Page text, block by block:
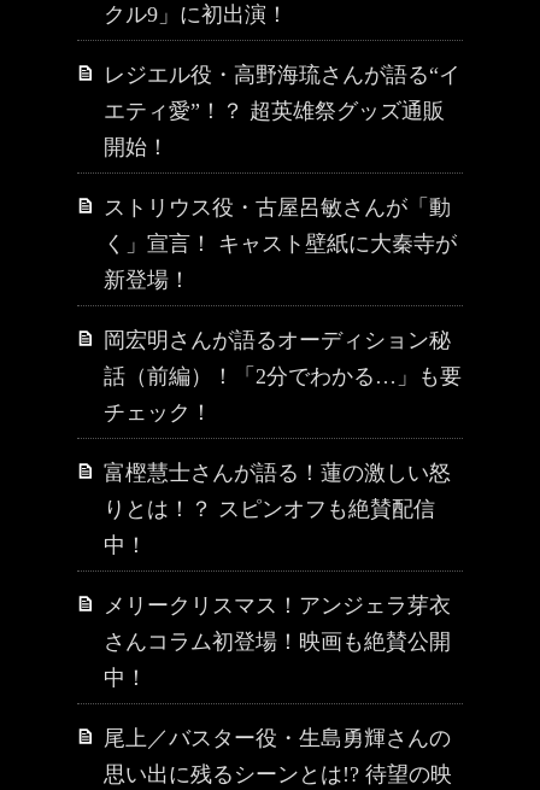
クル9」に初出演！
レジエル役・高野海琉さんが語る“イ
エティ愛”！？ 超英雄祭グッズ通販
開始！
ストリウス役・古屋呂敏さんが「動
く」宣言！ キャスト壁紙に大秦寺が
新登場！
岡宏明さんが語るオーディション秘
話（前編）！「2分でわかる…」も要
チェック！
富樫慧士さんが語る！蓮の激しい怒
りとは！？ スピンオフも絶賛配信
中！
メリークリスマス！アンジェラ芽衣
さんコラム初登場！映画も絶賛公開
中！
尾上／バスター役・生島勇輝さんの
思い出に残るシーンとは!? 待望の映